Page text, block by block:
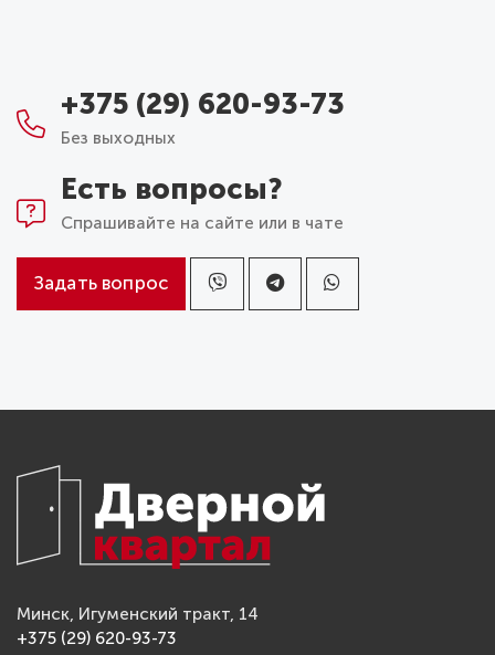
+375 (29) 620-93-73
Без выходных
Есть вопросы?
Спрашивайте на сайте или в чате
Задать вопрос
Минск, Игуменский тракт, 14
+375 (29) 620-93-73